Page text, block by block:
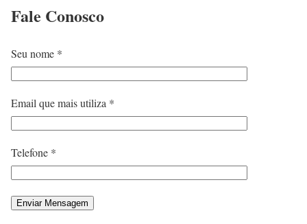
Fale Conosco
Seu nome *
Email que mais utiliza *
Telefone *